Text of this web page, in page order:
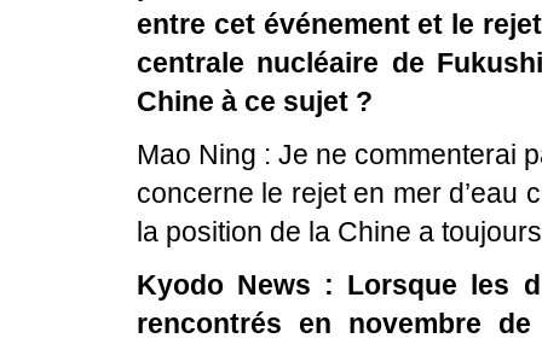
entre cet événement et le
centrale nucléaire de
Chine à ce sujet ?
Mao Ning : Je ne commenterai
concerne le rejet en mer d’eau
la position de la Chine a
Kyodo News : Lorsque les
rencontrés en novembre